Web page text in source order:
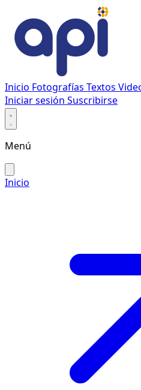
Inicio Fotografías Textos
Iniciar sesión Suscribirse
Menú
Inicio